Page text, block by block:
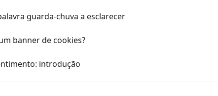
guarda-chuva a esclarecer
banner de cookies?
introdução